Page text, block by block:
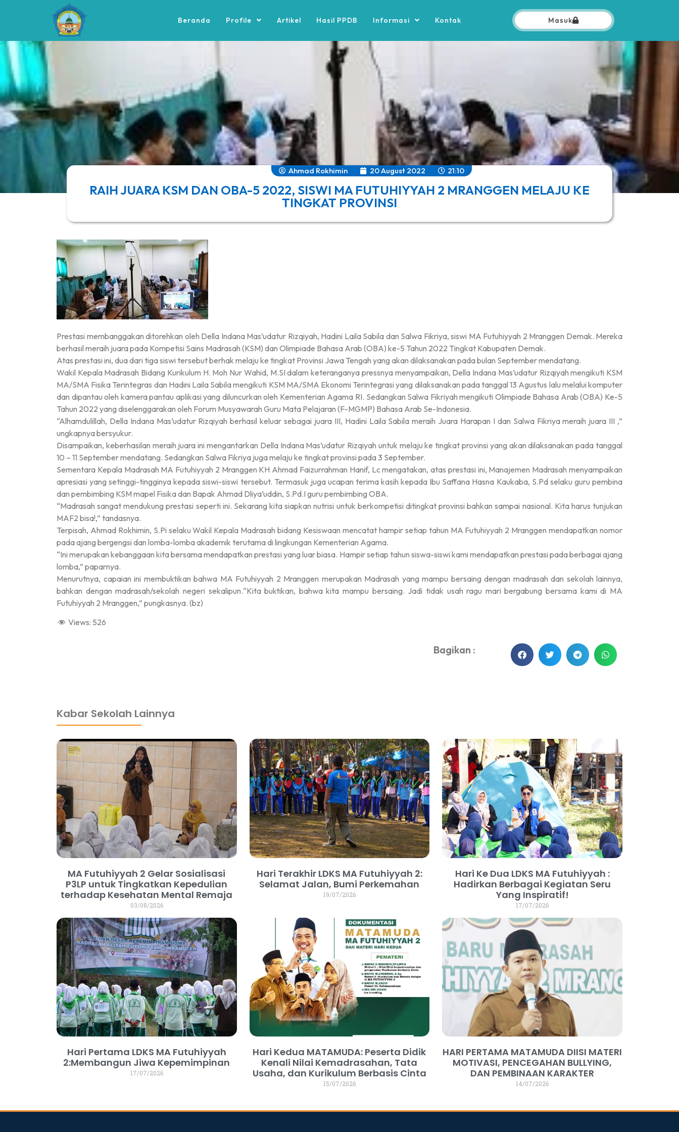
Beranda Profile Artikel Hasil PPDB Informasi Kontak Masuk
Ahmad Rokhimin 20 August 2022 21:10
RAIH JUARA KSM DAN OBA-5 2022, SISWI MA FUTUHIYYAH 2 MRANGGEN MELAJU KE
TINGKAT PROVINSI
Prestasi membanggakan ditorehkan oleh Della Indana Mas’udatur Rizqiyah, Hadini Laila Sabila dan Salwa Fikriya, siswi MA Futuhiyyah 2 Mranggen Demak. Mereka
berhasil meraih juara pada Kompetisi Sains Madrasah (KSM) dan Olimpiade Bahasa Arab (OBA) ke-5 Tahun 2022 Tingkat Kabupaten Demak.
Atas prestasi ini, dua dari tiga siswi tersebut berhak melaju ke tingkat Provinsi Jawa Tengah yang akan dilaksanakan pada bulan September mendatang.
Wakil Kepala Madrasah Bidang Kurikulum H. Moh Nur Wahid, M.SI dalam keteranganya pressnya menyampaikan, Della Indana Mas’udatur Rizqiyah mengikuti KSM
MA/SMA Fisika Terintegras dan Hadini Laila Sabila mengikuti KSM MA/SMA Ekonomi Terintegrasi yang dilaksanakan pada tanggal 13 Agustus lalu melalui komputer
dan dipantau oleh kamera pantau aplikasi yang diluncurkan oleh Kementerian Agama RI. Sedangkan Salwa Fikriyah mengikuti Olimpiade Bahasa Arab (OBA) Ke-5
Tahun 2022 yang diselenggarakan oleh Forum Musyawarah Guru Mata Pelajaran (F-MGMP) Bahasa Arab Se-Indonesia.
“Alhamdulillah, Della Indana Mas’udatur Rizqiyah berhasil keluar sebagai juara III, Hadini Laila Sabila meraih Juara Harapan I dan Salwa Fikriya meraih juara III ,”
ungkapnya bersyukur.
Disampaikan, keberhasilan meraih juara ini mengantarkan Della Indana Mas’udatur Rizqiyah untuk melaju ke tingkat provinsi yang akan dilaksanakan pada tanggal
10 – 11 September mendatang. Sedangkan Salwa Fikriya juga melaju ke tingkat provinsi pada 3 September.
Sementara Kepala Madrasah MA Futuhiyyah 2 Mranggen KH Ahmad Faizurrahman Hanif, Lc mengatakan, atas prestasi ini, Manajemen Madrasah menyampaikan
apresiasi yang setinggi-tingginya kepada siswi-siswi tersebut. Termasuk juga ucapan terima kasih kepada Ibu Saffana Hasna Kaukaba, S.Pd selaku guru pembina
dan pembimbing KSM mapel Fisika dan Bapak Ahmad Dliya’uddin, S.Pd.I guru pembimbing OBA.
“Madrasah sangat mendukung prestasi seperti ini. Sekarang kita siapkan nutrisi untuk berkompetisi ditingkat provinsi bahkan sampai nasional. Kita harus tunjukan
MAF2 bisa!,” tandasnya.
Terpisah, Ahmad Rokhimin, S.Pi selaku Wakil Kepala Madrasah bidang Kesiswaan mencatat hampir setiap tahun MA Futuhiyyah 2 Mranggen mendapatkan nomor
pada ajang bergengsi dan lomba-lomba akademik terutama di lingkungan Kementerian Agama.
“Ini merupakan kebanggaan kita bersama mendapatkan prestasi yang luar biasa. Hampir setiap tahun siswa-siswi kami mendapatkan prestasi pada berbagai ajang
lomba,” paparnya.
Menurutnya, capaian ini membuktikan bahwa MA Futuhiyyah 2 Mranggen merupakan Madrasah yang mampu bersaing dengan madrasah dan sekolah lainnya,
bahkan dengan madrasah/sekolah negeri sekalipun.“Kita buktikan, bahwa kita mampu bersaing. Jadi tidak usah ragu mari bergabung bersama kami di MA
Futuhiyyah 2 Mranggen,” pungkasnya. (bz)
Views: 526
Bagikan :
Kabar Sekolah Lainnya
MA Futuhiyyah 2 Gelar Sosialisasi
P3LP untuk Tingkatkan Kepedulian
terhadap Kesehatan Mental Remaja
03/08/2026
Hari Terakhir LDKS MA Futuhiyyah 2:
Selamat Jalan, Bumi Perkemahan
19/07/2026
Hari Ke Dua LDKS MA Futuhiyyah :
Hadirkan Berbagai Kegiatan Seru
Yang Inspiratif!
17/07/2026
Hari Pertama LDKS MA Futuhiyyah
2:Membangun Jiwa Kepemimpinan
17/07/2026
Hari Kedua MATAMUDA: Peserta Didik
Kenali Nilai Kemadrasahan, Tata
Usaha, dan Kurikulum Berbasis Cinta
15/07/2026
HARI PERTAMA MATAMUDA DIISI MATERI
MOTIVASI, PENCEGAHAN BULLYING,
DAN PEMBINAAN KARAKTER
14/07/2026